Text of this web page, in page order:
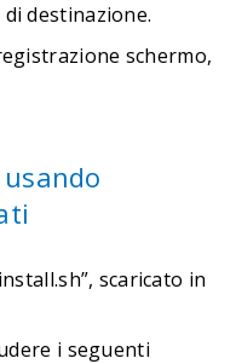
destinazione.
schermo,
scaricato in
i seguenti